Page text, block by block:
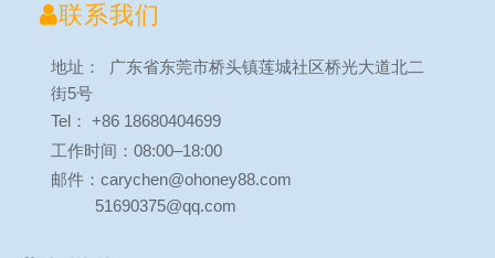
联系我们
地址： 广东省东莞市桥头镇莲城社区桥光大道北二
街5号
Tel： +86 18680404699
工作时间：08:00–18:00
邮件：carychen@ohoney88.com
51690375@qq.com